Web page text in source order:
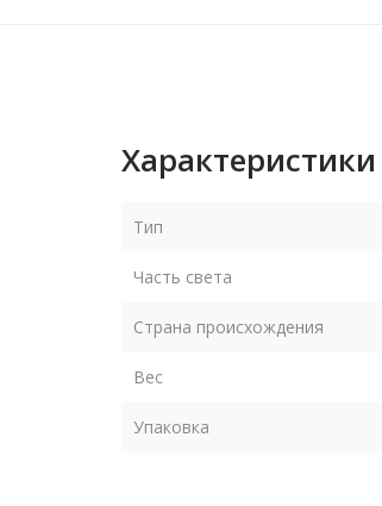
Характеристики
Тип
Часть света
Страна происхождения
Вес
Упаковка